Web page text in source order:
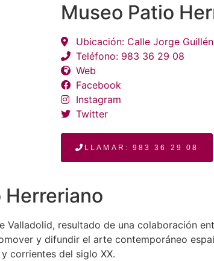
Museo Patio
Ubicación: Calle Jorge
Teléfono: 983 36 29 08
Web
Facebook
Instagram
Twitter
LLAMAR: 983 36 29 08
Valladolid, resultado de una colaboración
y difundir el arte contemporáneo
corrientes del siglo XX.